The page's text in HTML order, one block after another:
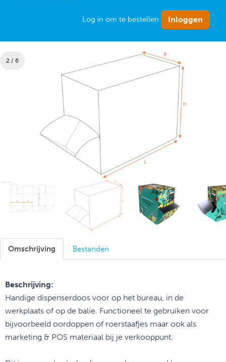
2 / 6
❯
Omschrijving Bestanden
Beschrijving:
Handige dispenserdoos voor op het bureau, in de
werkplaats of op de balie. Functioneel te gebruiken voor
bijvoorbeeld oordoppen of roerstaafjes maar ook als
marketing & POS materiaal bij je verkooppunt.
Log in om te bestellen